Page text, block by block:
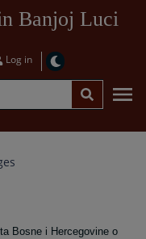
Banjoj Luci
Log in
Bosne i Hercegovine o